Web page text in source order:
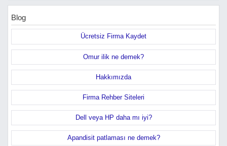
Blog
Ücretsiz Firma Kaydet
Omur ilik ne demek?
Hakkımızda
Firma Rehber Siteleri
Dell veya HP daha mı iyi?
Apandisit patlaması ne demek?